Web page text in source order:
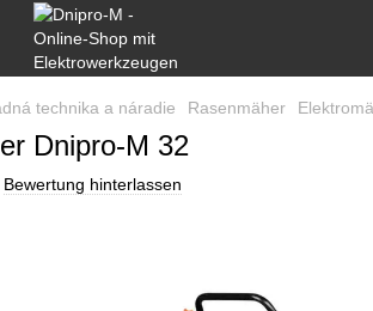
technika a náradie Rasenmäher
Dnipro-M 32
Bewertung hinterlassen